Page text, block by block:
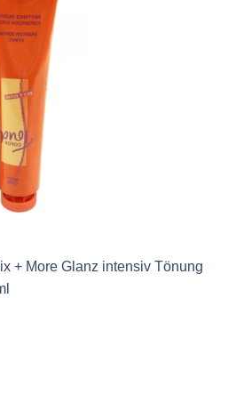
+ More Glanz intensiv Tönung